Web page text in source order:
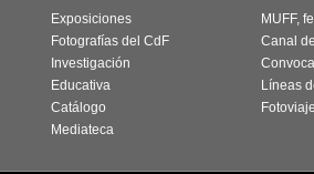
Exposiciones
Fotografías del CdF
Investigación
Educativa
Catálogo
Mediateca
MUFF,
Canal
Líneas